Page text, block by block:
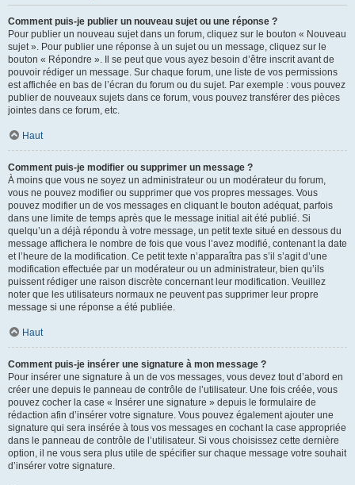
Comment puis-je publier un nouveau sujet ou une réponse ?
Pour publier un nouveau sujet dans un forum, cliquez sur le bouton « Nouveau
sujet ». Pour publier une réponse à un sujet ou un message, cliquez sur le
bouton « Répondre ». Il se peut que vous ayez besoin d’être inscrit avant de
pouvoir rédiger un message. Sur chaque forum, une liste de vos permissions
est affichée en bas de l’écran du forum ou du sujet. Par exemple : vous pouvez
publier de nouveaux sujets dans ce forum, vous pouvez transférer des pièces
jointes dans ce forum, etc.
Haut
Comment puis-je modifier ou supprimer un message ?
À moins que vous ne soyez un administrateur ou un modérateur du forum,
vous ne pouvez modifier ou supprimer que vos propres messages. Vous
pouvez modifier un de vos messages en cliquant le bouton adéquat, parfois
dans une limite de temps après que le message initial ait été publié. Si
quelqu’un a déjà répondu à votre message, un petit texte situé en dessous du
message affichera le nombre de fois que vous l’avez modifié, contenant la date
et l’heure de la modification. Ce petit texte n’apparaîtra pas s’il s’agit d’une
modification effectuée par un modérateur ou un administrateur, bien qu’ils
puissent rédiger une raison discrète concernant leur modification. Veuillez
noter que les utilisateurs normaux ne peuvent pas supprimer leur propre
message si une réponse a été publiée.
Haut
Comment puis-je insérer une signature à mon message ?
Pour insérer une signature à un de vos messages, vous devez tout d’abord en
créer une depuis le panneau de contrôle de l’utilisateur. Une fois créée, vous
pouvez cocher la case « Insérer une signature » depuis le formulaire de
rédaction afin d’insérer votre signature. Vous pouvez également ajouter une
signature qui sera insérée à tous vos messages en cochant la case appropriée
dans le panneau de contrôle de l’utilisateur. Si vous choisissez cette dernière
option, il ne vous sera plus utile de spécifier sur chaque message votre souhait
d’insérer votre signature.